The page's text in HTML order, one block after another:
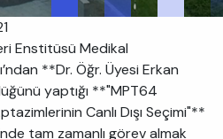
Enstitüsü Medikal
**Dr. Öğr. Üyesi Erkan
yaptığı **"MPT64
Canlı Dışı Seçimi"**
tam zamanlı görev almak